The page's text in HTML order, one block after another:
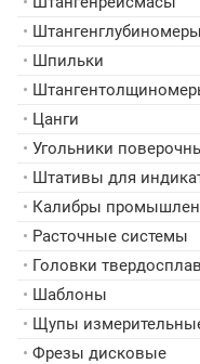
• Штангенглубиномеры
• Шпильки
•
• Цанги
• Угольники
• Штативы для
• Калибры
• Расточные системы
• Головки
• Шаблоны
• Щупы
• Фрезы дисковые